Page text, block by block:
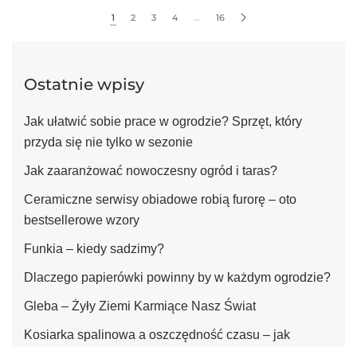
1 2 3 4 … 16
Ostatnie wpisy
Jak ułatwić sobie prace w ogrodzie? Sprzęt, który
przyda się nie tylko w sezonie
Jak zaaranżować nowoczesny ogród i taras?
Ceramiczne serwisy obiadowe robią furorę – oto
bestsellerowe wzory
Funkia – kiedy sadzimy?
Dlaczego papierówki powinny by w każdym ogrodzie?
Gleba – Żyły Ziemi Karmiące Nasz Świat
Kosiarka spalinowa a oszczędność czasu – jak